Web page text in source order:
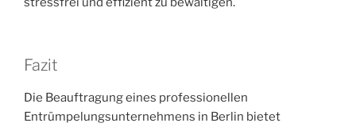
Fazit
Die Beauftragung eines professionellen
Entrümpelungsunternehmens in Berlin bietet